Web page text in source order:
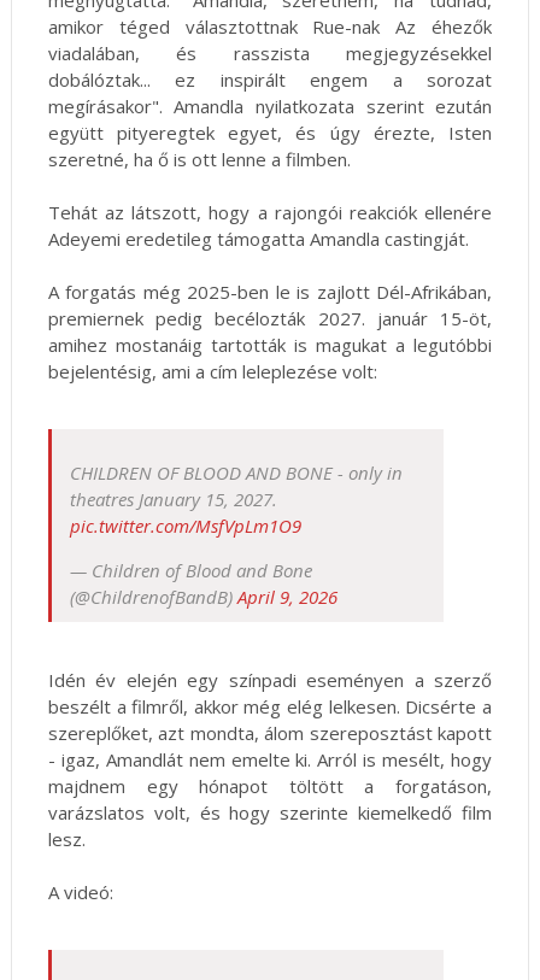
amikor téged választottnak Rue-nak Az éhezők
viadalában, és rasszista megjegyzésekkel
dobálóztak... ez inspirált engem a sorozat
megírásakor". Amandla nyilatkozata szerint ezután
együtt pityeregtek egyet, és úgy érezte, Isten
szeretné, ha ő is ott lenne a filmben.
Tehát az látszott, hogy a rajongói reakciók ellenére
Adeyemi eredetileg támogatta Amandla castingját.
A forgatás még 2025-ben le is zajlott Dél-Afrikában,
premiernek pedig becélozták 2027. január 15-öt,
amihez mostanáig tartották is magukat a legutóbbi
bejelentésig, ami a cím leleplezése volt:
CHILDREN OF BLOOD AND BONE - only in
theatres January 15, 2027.
pic.twitter.com/MsfVpLm1O9
— Children of Blood and Bone
(@ChildrenofBandB)April 9, 2026
Idén év elején egy színpadi eseményen a szerző
beszélt a filmről, akkor még elég lelkesen. Dicsérte a
szereplőket, azt mondta, álom szereposztást kapott
- igaz, Amandlát nem emelte ki. Arról is mesélt, hogy
majdnem egy hónapot töltött a forgatáson,
varázslatos volt, és hogy szerinte kiemelkedő film
lesz.
A videó: